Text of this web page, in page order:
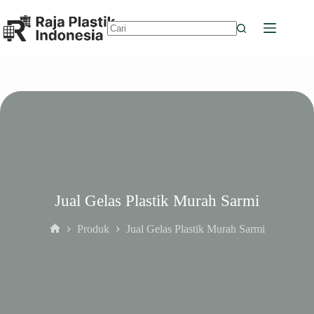
to
content
Jual Gelas Plastik Murah Sarmi
Produk Jual Gelas Plastik Murah Sarmi